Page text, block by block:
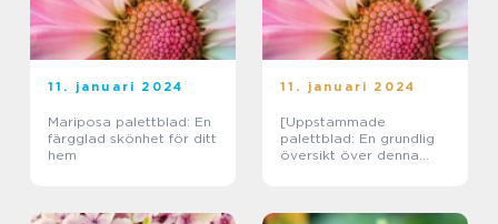
11. januari 2024
Mariposa palettblad: En
färgglad skönhet för ditt
hem
11. januari 2024
[Uppstammade
palettblad: En grundlig
översikt över denna